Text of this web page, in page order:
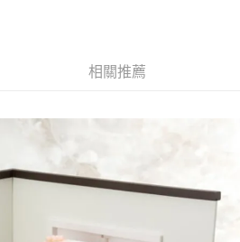
有限公司」（以下簡稱本公司）所提供，讓
買商品或服務，並由商店將買賣／分期付款
約使用本公司帳單繳交帳款。
分期」之契約關係目的，商店將以您的個人
所需資料之確認、核對及更正。
以上)免運費
含以上)免運費
含以上)免運費
相關推薦